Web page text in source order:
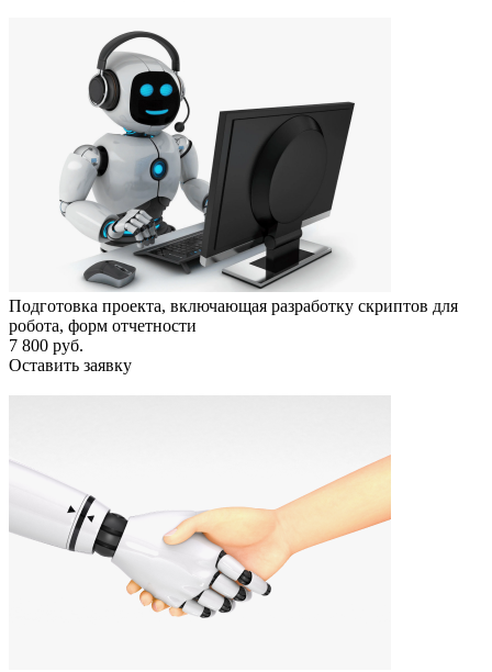
Подготовка проекта, включающая разработку скриптов для
робота, форм отчетности
7 800 руб.
Оставить заявку